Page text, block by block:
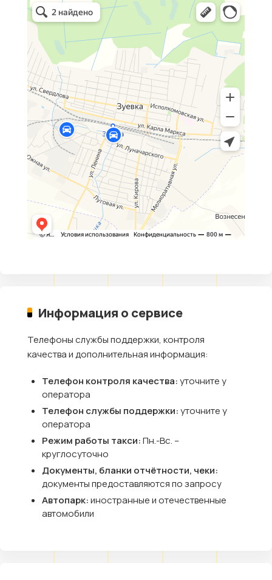
Информация о сервисе
Телефоны службы поддержки, контроля
качества и дополнительная информация:
Телефон контроля качества:уточните у
оператора
Телефон службы поддержки:уточните у
оператора
Режим работы такси:Пн.-Вс. –
круглосуточно
Документы, бланки отчётности, чеки:
документы предоставляются по запросу
Автопарк:иностранные и отечественные
автомобили